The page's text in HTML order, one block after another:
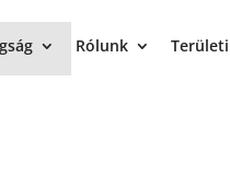
Rólunk